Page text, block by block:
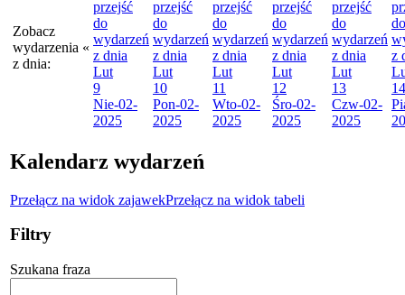
Zobacz
wydarzenia
z dnia:
«
przejść
do
wydarzeń
z dnia
Lut
9
Nie-02-
2025
przejść
do
wydarzeń
z dnia
Lut
10
Pon-02-
2025
przejść
do
wydarzeń
z dnia
Lut
11
Wto-02-
2025
przejść
do
wydarzeń
z dnia
Lut
12
Śro-02-
2025
przejść
do
wydarzeń
z dnia
Lut
13
Czw-02-
2025
do
z
14
Kalendarz wydarzeń
Przełącz na widok zajawekPrzełącz na widok tabeli
Filtry
Szukana fraza